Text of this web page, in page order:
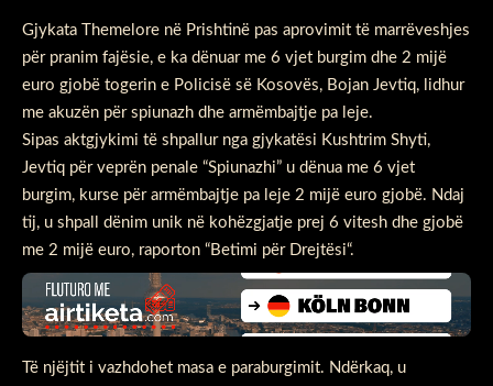
Gjykata Themelore në Prishtinë pas aprovimit të marrëveshjes
për pranim fajësie, e ka dënuar me 6 vjet burgim dhe 2 mijë
euro gjobë togerin e Policisë së Kosovës, Bojan Jevtiq, lidhur
me akuzën për spiunazh dhe armëmbajtje pa leje.
Sipas aktgjykimi të shpallur nga gjykatësi Kushtrim Shyti,
Jevtiq për veprën penale “Spiunazhi” u dënua me 6 vjet
burgim, kurse për armëmbajtje pa leje 2 mijë euro gjobë. Ndaj
tij, u shpall dënim unik në kohëzgjatje prej 6 vitesh dhe gjobë
me 2 mijë euro, raporton “Betimi për Drejtësi“.
Të njëjtit i vazhdohet masa e paraburgimit. Ndërkaq, u